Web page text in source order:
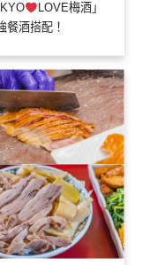
LOVE梅酒」
餐酒搭配！